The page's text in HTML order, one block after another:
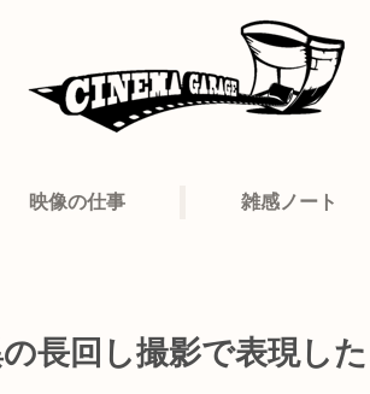
映像の仕事 雑感ノート
長回し撮影で表現し